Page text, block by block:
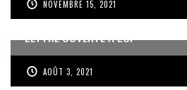
NOVEMBRE 15, 2021
LETTRE OUVERTE À LCI
AOÛT 3, 2021